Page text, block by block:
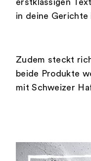
erstklassigen
in deine Gerichte
Zudem steckt
beide Produkte
mit Schweizer